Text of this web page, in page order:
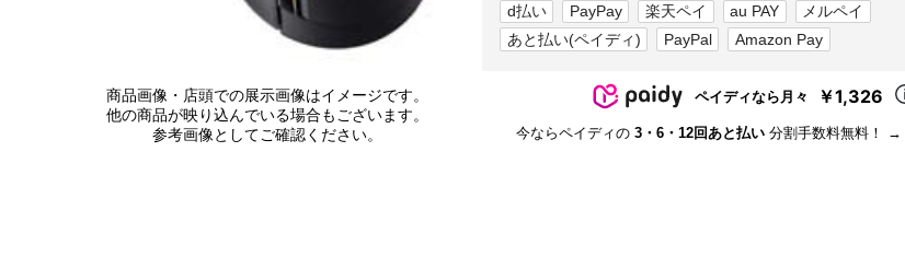
商品画像・店頭での展示画像はイメージです。
他の商品が映り込んでいる場合もございます。
参考画像としてご確認ください。
d払い
PayPay 楽天ペイ au PAY
メルペイ
あと払い(ペイディ)
PayPal Amazon Pay
ペイディなら月々 ￥1,326
今ならペイディの 3・6・12回あと払い 分割手数料無料！ →